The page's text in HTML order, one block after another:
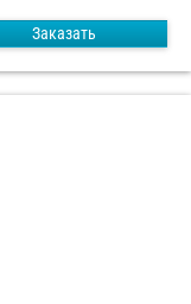
Заказать